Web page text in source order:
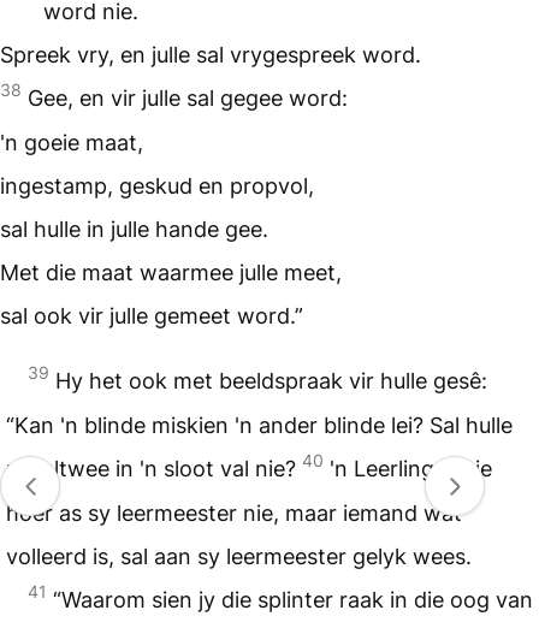
word nie.
Spreek vry, en julle sal vrygespreek word.
38 Gee, en vir julle sal gegee word:
'n goeie maat,
ingestamp, geskud en propvol,
sal hulle in julle hande gee.
Met die maat waarmee julle meet,
sal ook vir julle gemeet word.”
39 Hy het ook met beeldspraak vir hulle gesê:
“Kan 'n blinde miskien 'n ander blinde lei? Sal hulle
nie altwee in 'n sloot val nie? 40 'n Leerling is nie
hoër as sy leermeester nie, maar iemand wat
volleerd is, sal aan sy leermeester gelyk wees.
41 “Waarom sien jy die splinter raak in die oog van